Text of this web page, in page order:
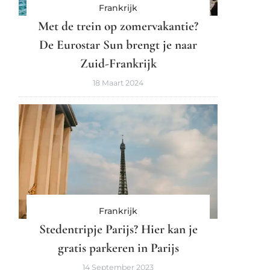
Frankrijk
Met de trein op zomervakantie?
De Eurostar Sun brengt je naar
Zuid-Frankrijk
18 Maart 2024
Frankrijk
Stedentripje Parijs? Hier kan je
gratis parkeren in Parijs
14 September 2023